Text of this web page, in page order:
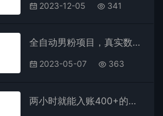
2023-12-05 341
全自动男粉项目，真实数据，日入500+，附带掘金系统+详细搭建教程！
2023-05-07 363
两小时就能入账400+的项目，手把手教你制作可爱表情包